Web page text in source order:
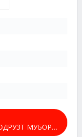
BM SIYON ,JS PRO JAGIR - ЗОДРУЗТ МУБОРАК